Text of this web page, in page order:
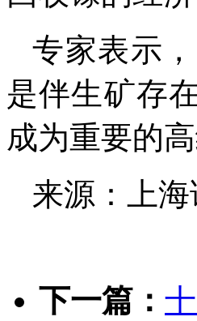
专家表示
是伴生矿存
成为重要的
来源：上
下一篇：